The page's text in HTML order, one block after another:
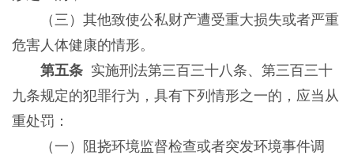
（三）其他致使公私财产遭受重大损失或者严重
危害人体健康的情形。
第五条实施刑法第三百三十八条、第三百三十
九条规定的犯罪行为，具有下列情形之一的，应当从
重处罚：
（一）阻挠环境监督检查或者突发环境事件调